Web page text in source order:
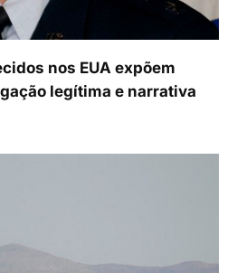
nos EUA expõem
legítima e narrativa